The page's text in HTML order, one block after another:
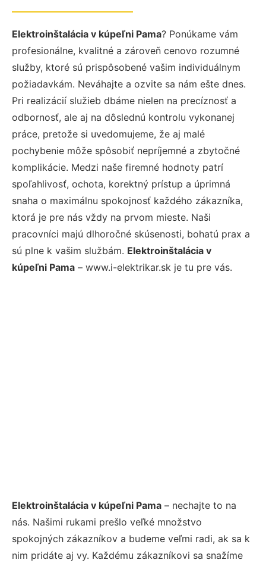
Elektroinštalácia v kúpeľni Pama? Ponúkame vám
profesionálne, kvalitné a zároveň cenovo rozumné
služby, ktoré sú prispôsobené vašim individuálnym
požiadavkám. Neváhajte a ozvite sa nám ešte dnes.
Pri realizácií služieb dbáme nielen na precíznosť a
odbornosť, ale aj na dôslednú kontrolu vykonanej
práce, pretože si uvedomujeme, že aj malé
pochybenie môže spôsobiť nepríjemné a zbytočné
komplikácie. Medzi naše firemné hodnoty patrí
spoľahlivosť, ochota, korektný prístup a úprimná
snaha o maximálnu spokojnosť každého zákazníka,
ktorá je pre nás vždy na prvom mieste. Naši
pracovníci majú dlhoročné skúsenosti, bohatú prax a
sú plne k vašim službám. Elektroinštalácia v
kúpeľni Pama – www.i-elektrikar.sk je tu pre vás.
Elektroinštalácia v kúpeľni Pama – nechajte to na
nás. Našimi rukami prešlo veľké množstvo
spokojných zákazníkov a budeme veľmi radi, ak sa k
nim pridáte aj vy. Každému zákazníkovi sa snažíme